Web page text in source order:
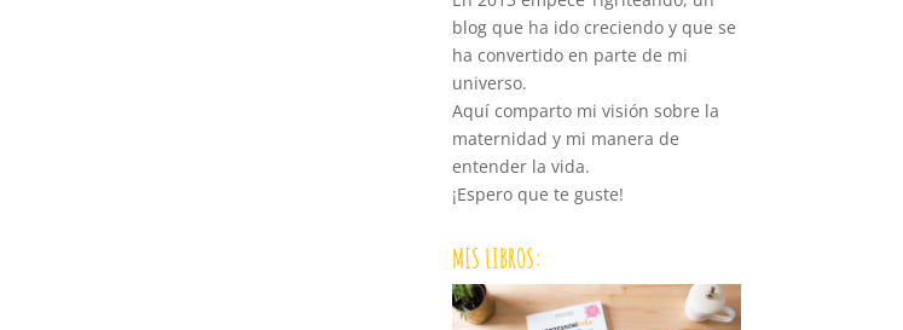
blog que ha ido creciendo y que se
ha convertido en parte de mi
universo.
Aquí comparto mi visión sobre la
maternidad y mi manera de
entender la vida.
¡Espero que te guste!
MIS LIBROS: